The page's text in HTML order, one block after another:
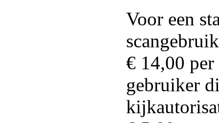
Voor een
€ 14,00 per
gebruiker